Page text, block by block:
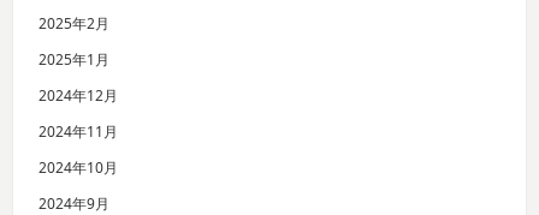
2025年2月
2025年1月
2024年12月
2024年11月
2024年10月
2024年9月